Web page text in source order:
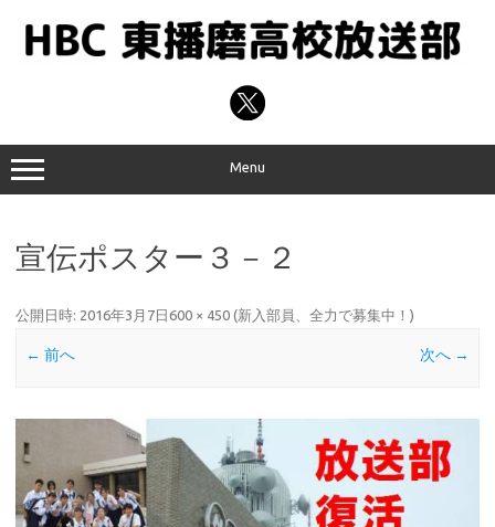
プ
Menu
宣伝ポスター３－２
公開日時: 2016年3月7日 600 × 450 (新入部員、全力で募集中！ )
← 前へ 次へ →